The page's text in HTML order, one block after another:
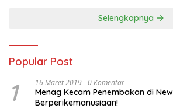
Selengkapnya
Popular Post
1 16 Maret 2019 0 Komentar
Menag Kecam Penembakan di
Berperikemanusiaan!